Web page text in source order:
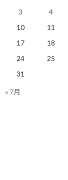
ントを分析
2019/03/02(土)
Ｆ１
3
4
10
11
17
18
24
25
31
« 7月